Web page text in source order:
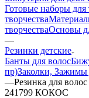
Готовые наборы для
творчества
творчестваОсновы
—
Резинки детские
Банты для волос
пр)Заколки, Зажимы
—Резинка для
241799 КОКОС